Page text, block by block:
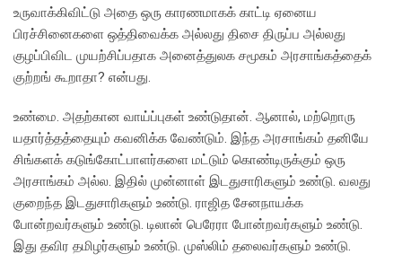
உருவாக்கிவிட்டு அதை ஒரு காரணமாகக் காட்டி ஏனைய
பிரச்சினைகளை ஒத்திவைக்க அல்லது திசை திருப்ப அல்லது
குழப்பிவிட முயற்சிப்பதாக அனைத்துலக சமூகம் அரசாங்கத்தைக்
குற்றங் கூறாதா? என்பது.
உண்மை. அதற்கான வாய்ப்புகள் உண்டுதான். ஆனால், மற்றொரு
யதார்த்தத்தையும் கவனிக்க வேண்டும். இந்த அரசாங்கம் தனியே
சிங்களக் கடுங்கோட்பாளர்களை மட்டும் கொண்டிருக்கும் ஒரு
அரசாங்கம் அல்ல. இதில் முன்னாள் இடதுசாரிகளும் உண்டு. வலது
குறைந்த இடதுசாரிகளும் உண்டு. ராஜித சேனநாயக்க
போன்றவர்களும் உண்டு. டிலான் பெரேரா போன்றவர்களும் உண்டு.
இது தவிர தமிழர்களும் உண்டு. முஸ்லிம் தலைவர்களும் உண்டு.